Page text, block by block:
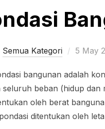
Semua Kategori
Posted
5 May
bangunan adalah
beban (hidup dan
oleh berat
ditentukan oleh